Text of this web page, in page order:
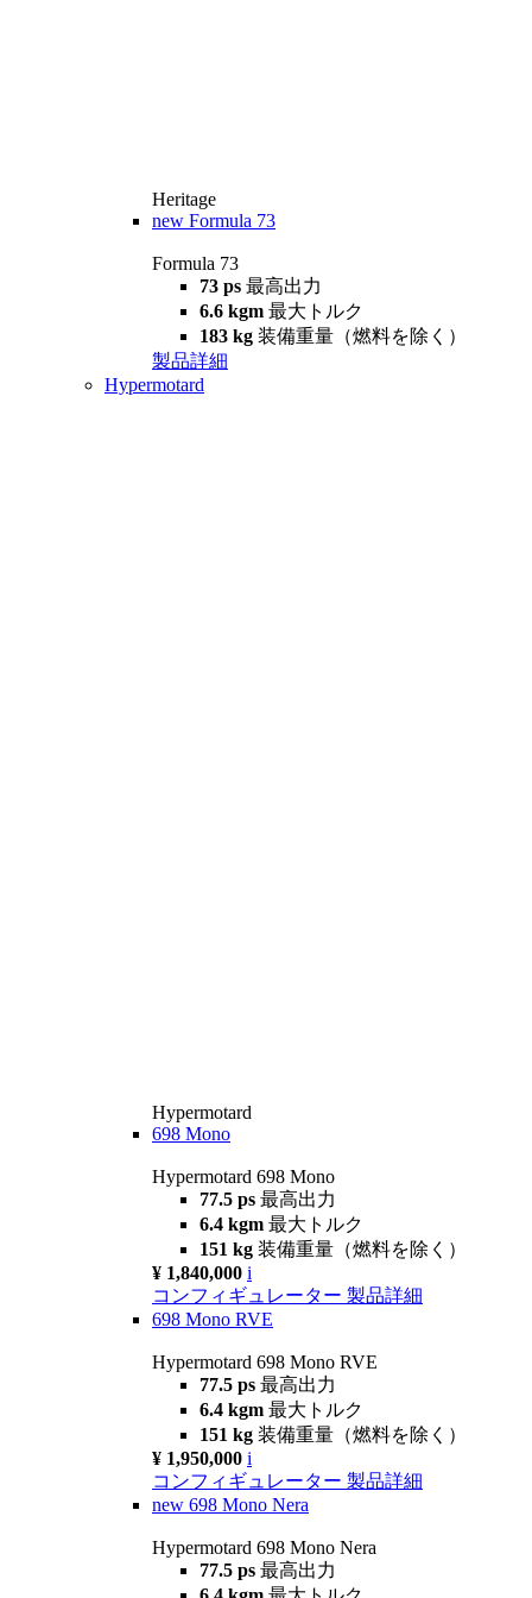
Heritage
new Formula 73
Formula 73
73 ps 最高出力
6.6 kgm 最大トルク
183 kg 装備重量（燃料を除く）
製品詳細
Hypermotard
Hypermotard
698 Mono
Hypermotard 698 Mono
77.5 ps 最高出力
6.4 kgm 最大トルク
151 kg 装備重量（燃料を除く）
¥ 1,840,000 i
コンフィギュレーター 製品詳細
698 Mono RVE
Hypermotard 698 Mono RVE
77.5 ps 最高出力
6.4 kgm 最大トルク
151 kg 装備重量（燃料を除く）
¥ 1,950,000 i
コンフィギュレーター 製品詳細
new 698 Mono Nera
Hypermotard 698 Mono Nera
77.5 ps 最高出力